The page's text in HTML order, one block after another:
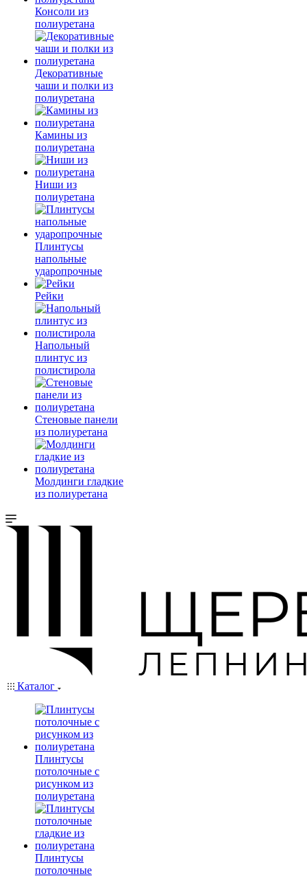
Консоли из
полиуретана
Декоративные
чаши и полки из
полиуретана
Камины из
полиуретана
Ниши из
полиуретана
Плинтусы
напольные
ударопрочные
Рейки
Напольный
плинтус из
полистирола
Стеновые панели
из полиуретана
Молдинги гладкие
из полиуретана
Каталог
Плинтусы
потолочные с
рисунком из
полиуретана
Плинтусы
потолочные